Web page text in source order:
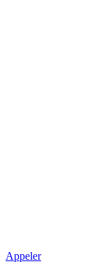
Appeler